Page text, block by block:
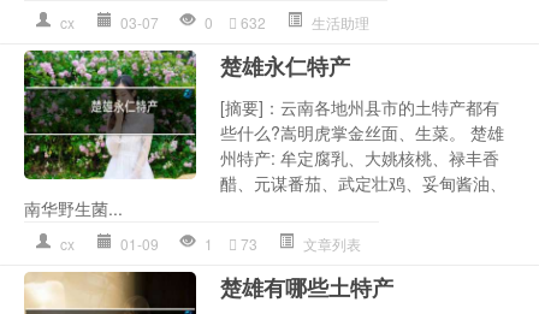
cx 03-07 0 632 生活助理
楚雄永仁特产
[摘要]：云南各地州县市的土特产都有
些什么?嵩明虎掌金丝面、生菜。 楚雄
州特产: 牟定腐乳、大姚核桃、禄丰香
醋、元谋番茄、武定壮鸡、妥甸酱油、
南华野生菌...
cx 01-09 1 73 文章列表
楚雄有哪些土特产